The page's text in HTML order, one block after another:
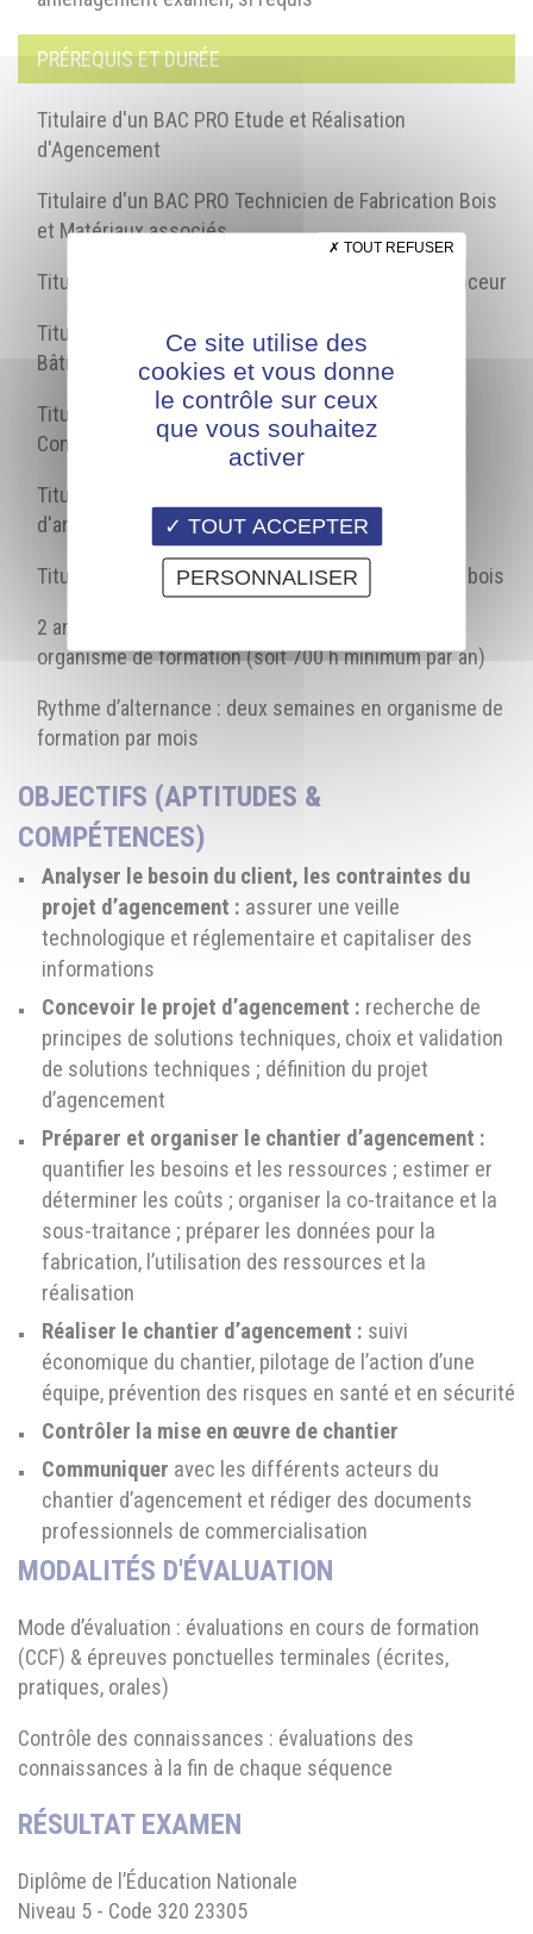
PRÉREQUIS ET DURÉE
Titulaire d'un BAC PRO Etude et Réalisation
d'Agencement
Titulaire d'un BAC PRO Technicien de Fabrication Bois
et Matériaux associés
Titulaire d'un BAC PRO Technicien Menuisier Agenceur
Titulaire d'un BAC PRO Technicien d'Etudes du
Bâtiment option B
Titulaire d'un BAC STI2D Option Architecture &
Construction
Titulaire d'un BT Agencement ou Collaborateur
d'architecte d'intérieur
Titulaire d'un BP Menuisier Agenceur, BM secteur bois
2 ans par alternance avec 20 semaines par an en
organisme de formation (soit 700 h minimum par an)
Rythme d’alternance : deux semaines en organisme de
formation par mois
OBJECTIFS (APTITUDES &
COMPÉTENCES)
Analyser le besoin du client, les contraintes du
projet d’agencement : assurer une veille
technologique et réglementaire et capitaliser des
informations
Concevoir le projet d’agencement : recherche de
principes de solutions techniques, choix et validation
de solutions techniques ; définition du projet
d’agencement
Préparer et organiser le chantier d’agencement :
quantifier les besoins et les ressources ; estimer er
déterminer les coûts ; organiser la co-traitance et la
sous-traitance ; préparer les données pour la
fabrication, l’utilisation des ressources et la
réalisation
Réaliser le chantier d’agencement : suivi
économique du chantier, pilotage de l’action d’une
équipe, prévention des risques en santé et en sécurité
Contrôler la mise en œuvre de chantier
Communiquer avec les différents acteurs du
chantier d’agencement et rédiger des documents
professionnels de commercialisation
MODALITÉS D'ÉVALUATION
Mode d’évaluation : évaluations en cours de formation
(CCF) & épreuves ponctuelles terminales (écrites,
pratiques, orales)
Contrôle des connaissances : évaluations des
connaissances à la fin de chaque séquence
RÉSULTAT EXAMEN
Diplôme de l’Éducation Nationale
Niveau 5 - Code 320 23305
Ce site utilise des
cookies et vous donne
le contrôle sur ceux
que vous souhaitez
activer
TOUT ACCEPTER
TOUT REFUSER
PERSONNALISER